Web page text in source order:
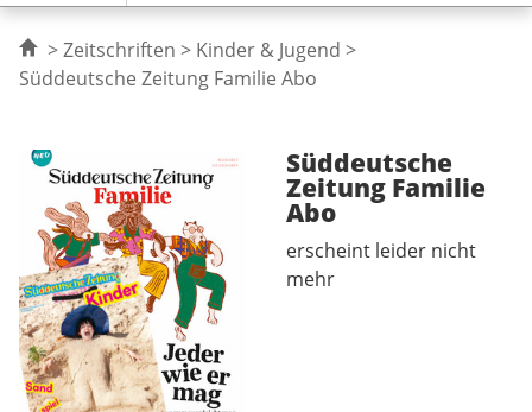
Zeitschriften
Kinder & Jugend
Süddeutsche Zeitung Familie Abo
Süddeutsche
Zeitung Familie
Abo
erscheint leider nicht
mehr